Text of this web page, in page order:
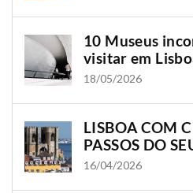
10 Museus
visitar em
18/05/2026
LISBOA COM
PASSOS DO
OLISSIPPO
16/04/2026